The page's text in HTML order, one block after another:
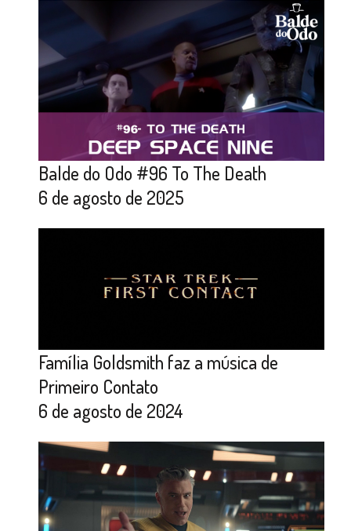
Balde do Odo #96 To The Death
6 de agosto de 2025
Família Goldsmith faz a música de
Primeiro Contato
6 de agosto de 2024